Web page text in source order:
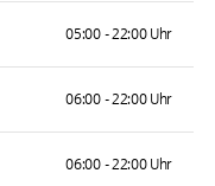
05:00 - 22:00 Uhr
06:00 - 22:00 Uhr
06:00 - 22:00 Uhr